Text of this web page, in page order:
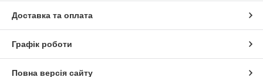
Доставка та оплата
Графік роботи
Повна версія сайту